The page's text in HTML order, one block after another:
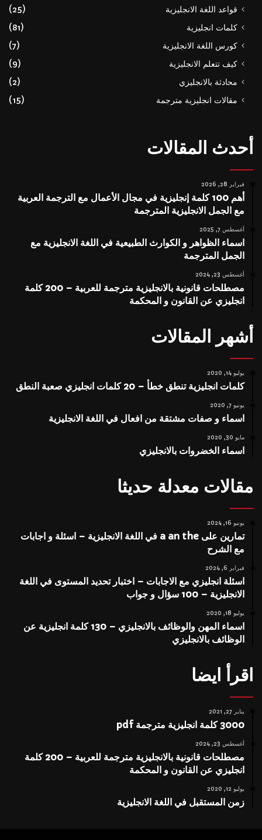
قواعد اللغة الانجليزية
(25)
كلمات انجليزية
(81)
كورس اللغة الانجليزية
(7)
كيف تتعلم الانجليزية
(9)
محادثة بالانجليزي
(2)
مقالات انجليزية مترجمة
(15)
أحدث المقالات
فبراير 28, 2026
أهم 100 كلمة إنجليزية في مجال الأعمال مع الترجمة العربية
مع الجمل الانجليزية المترجمة
أغسطس 7, 2025
اسماء الظواهر و الكوارث الطبيعية في اللغة الانجليزية مع
الجمل المترجمة
أغسطس 23, 2024
مصطلحات قانونية بالانجليزية مترجمة للعربية – 200 كلمة
انجليزي عن القانون و المحكمة
أشهر المقالات
يوليو 14, 2020
كلمات انجليزية تنطق خطأ – 20 كلمات انجليزي صعبة النطق
يونيو 7, 2020
اسماء و صفات مشتقة من افعال في اللغة الانجليزية
مايو 30, 2020
اسماء الخضروات بالانجليزي
مقالات معدلة حديثا
يونيو 16, 2024
تمارين على a an the في اللغة الانجليزية – اسئلة و اجابات
مع الشرح
فبراير 6, 2024
اسئلة انجليزي مع الاجابات – اختبار تحديد المستوى في اللغة
الانجليزية – 100 سؤال و جواب
يوليو 18, 2020
اسماء المهن والوظائف بالانجليزي – 130 كلمة انجليزية عن
الوظائف بالانجليزي
اقرأ ايضا
يناير 27, 2021
3000 كلمة انجليزية مترجمة pdf
أغسطس 23, 2024
مصطلحات قانونية بالانجليزية مترجمة للعربية – 200 كلمة
انجليزي عن القانون و المحكمة
يوليو 12, 2020
زمن المستقبل في اللغة الانجليزية